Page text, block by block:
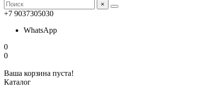
×
+7 9037305030
WhatsApp
0
0
Ваша корзина пуста!
Каталог